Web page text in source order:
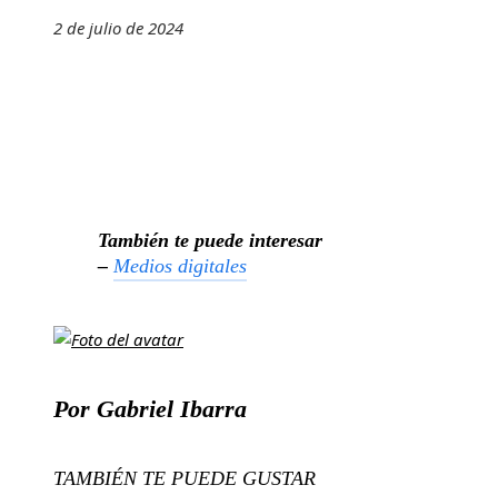
2 de julio de 2024
También te puede interesar
– Medios digitales
Por Gabriel Ibarra
TAMBIÉN TE PUEDE GUSTAR